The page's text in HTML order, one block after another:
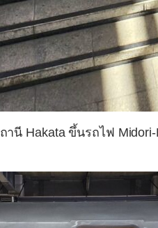
านี Hakata ขึ้นรถไฟ